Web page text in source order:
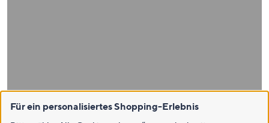
Für ein personalisiertes Shopping-Erlebnis